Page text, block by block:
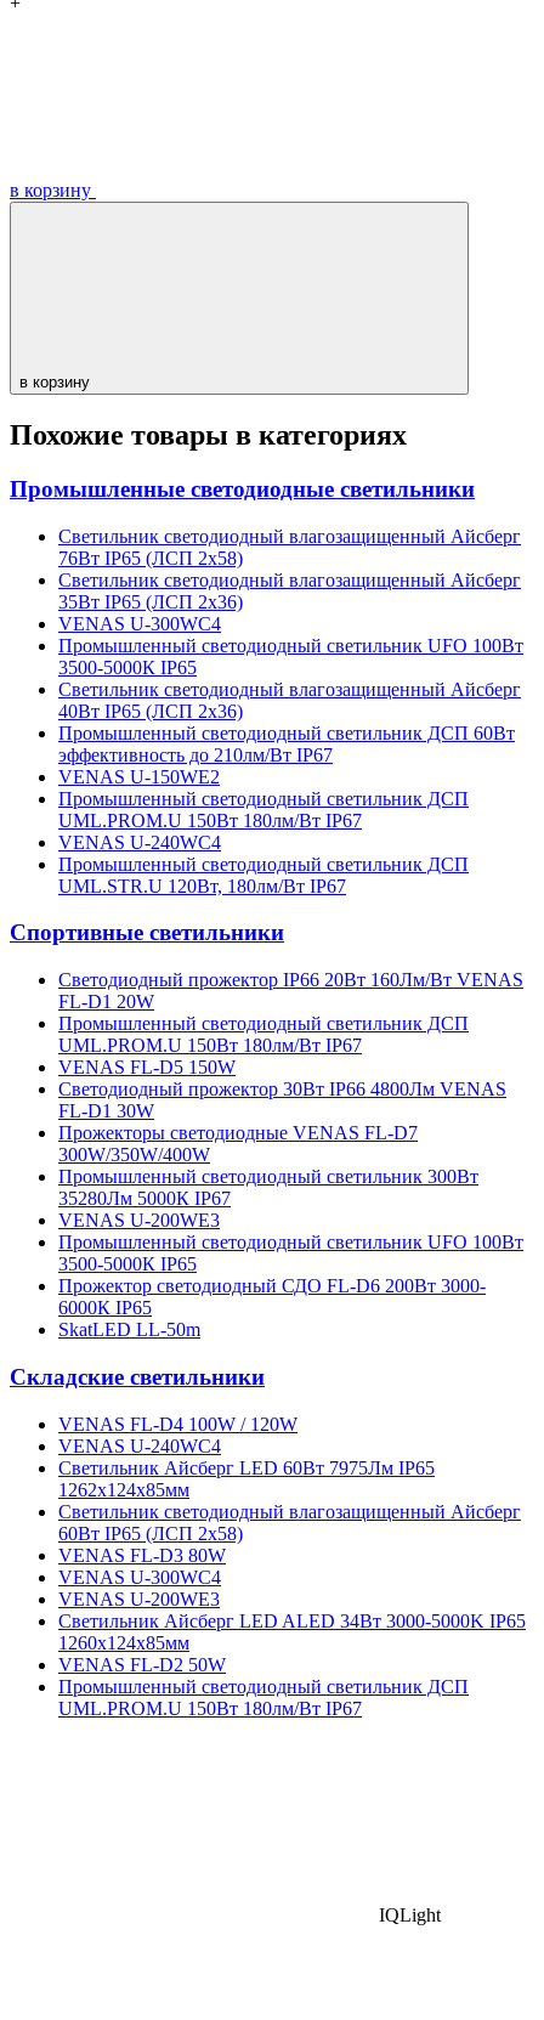
в корзину
в корзину
Похожие товары в категориях
Промышленные светодиодные светильники
Светильник светодиодный влагозащищенный Айсберг
76Вт IP65 (ЛСП 2х58)
Светильник светодиодный влагозащищенный Айсберг
35Вт IP65 (ЛСП 2х36)
VENAS U-300WC4
Промышленный светодиодный светильник UFO 100Вт
3500-5000К IP65
Светильник светодиодный влагозащищенный Айсберг
40Вт IP65 (ЛСП 2х36)
Промышленный светодиодный светильник ДСП 60Вт
эффективность до 210лм/Вт IP67
VENAS U-150WE2
Промышленный светодиодный светильник ДСП
UML.PROM.U 150Вт 180лм/Вт IP67
VENAS U-240WC4
Промышленный светодиодный светильник ДСП
UML.STR.U 120Вт, 180лм/Вт IP67
Спортивные светильники
Cветодиодный прожектор IP66 20Вт 160Лм/Вт VENAS
FL-D1 20W
Промышленный светодиодный светильник ДСП
UML.PROM.U 150Вт 180лм/Вт IP67
VENAS FL-D5 150W
Cветодиодный прожектор 30Вт IP66 4800Лм VENAS
FL-D1 30W
Прожекторы светодиодные VENAS FL-D7
300W/350W/400W
Промышленный светодиодный светильник 300Вт
35280Лм 5000К IP67
VENAS U-200WE3
Промышленный светодиодный светильник UFO 100Вт
3500-5000К IP65
Прожектор светодиодный СДО FL-D6 200Вт 3000-
6000К IP65
SkatLED LL-50m
Складские светильники
VENAS FL-D4 100W / 120W
VENAS U-240WC4
Светильник Айсберг LED 60Вт 7975Лм IP65
1262х124х85мм
Светильник светодиодный влагозащищенный Айсберг
60Вт IP65 (ЛСП 2х58)
VENAS FL-D3 80W
VENAS U-300WC4
VENAS U-200WE3
Светильник Айсберг LED ALED 34Вт 3000-5000K IP65
1260х124х85мм
VENAS FL-D2 50W
Промышленный светодиодный светильник ДСП
UML.PROM.U 150Вт 180лм/Вт IP67
IQLight